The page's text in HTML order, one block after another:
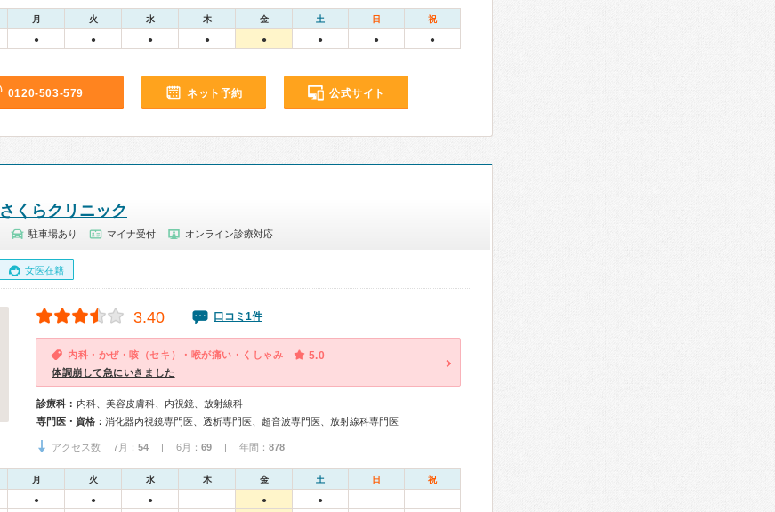
月 火 水 木 金 土 日 祝
● ● ● ● ● ● ● ●
0120-503-579 ネット予約 公式サイト
さくらクリニック
駐車場あり マイナ受付 オンライン診療対応
女医在籍
3.40 口コミ1件
内科・かぜ・咳（セキ）・喉が痛い・くしゃみ 5.0
体調崩して急にいきました
診療科： 内科、美容皮膚科、内視鏡、放射線科
専門医・資格： 消化器内視鏡専門医、透析専門医、超音波専門医、放射線科専門医
アクセス数 7月： 54 | 6月： 69 | 年間： 878
月 火 水 木 金 土 日 祝
● ● ● ● ●